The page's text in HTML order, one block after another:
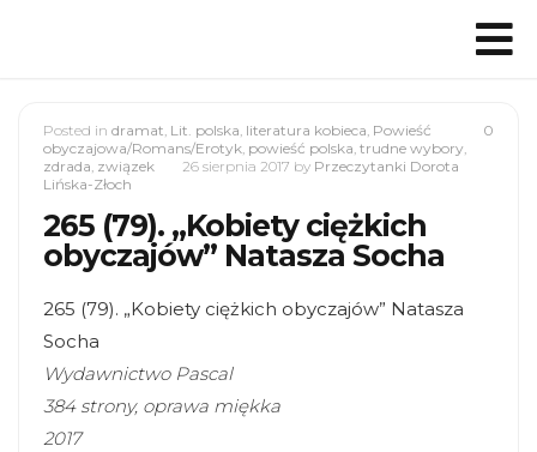
0
Posted in dramat, Lit. polska, literatura kobieca, Powieść
obyczajowa/Romans/Erotyk, powieść polska, trudne wybory,
zdrada, związek 26 sierpnia 2017 by Przeczytanki Dorota
Lińska-Złoch
265 (79). „Kobiety ciężkich
obyczajów” Natasza Socha
265 (79). „Kobiety ciężkich obyczajów” Natasza
Socha
Wydawnictwo Pascal
384 strony, oprawa miękka
2017